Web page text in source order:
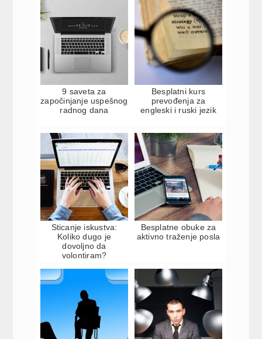
9 saveta za
započinjanje uspešnog
radnog dana
Besplatni kurs
prevođenja za
engleski i ruski jezik
Sticanje iskustva:
Koliko dugo je
dovoljno da
volontiram?
Besplatne obuke za
aktivno traženje posla